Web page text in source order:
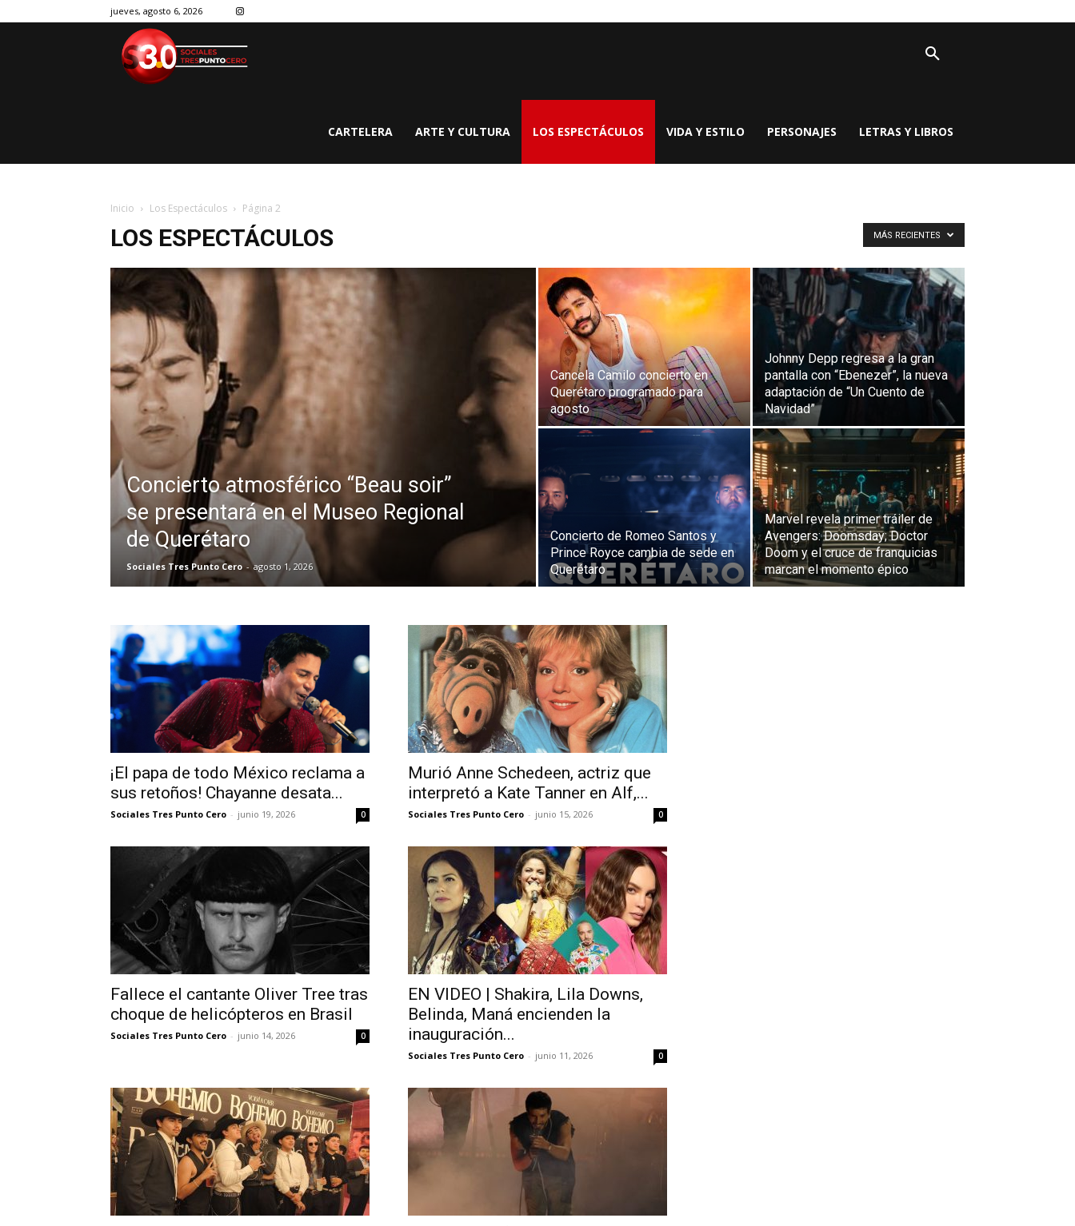
jueves, agosto 6, 2026
CARTELERA ARTE Y CULTURA LOS ESPECTÁCULOS VIDA Y ESTILO PERSONAJES LETRAS Y LIBROS
Inicio Los Espectáculos Página 2
LOS ESPECTÁCULOS MÁS RECIENTES
Concierto atmosférico “Beau soir”
se presentará en el Museo Regional
de Querétaro
Sociales Tres Punto Cero - agosto 1, 2026
Cancela Camilo concierto en
Querétaro programado para
agosto
Johnny Depp regresa a la gran
pantalla con “Ebenezer”, la nueva
adaptación de “Un Cuento de
Navidad”
Concierto de Romeo Santos y
Prince Royce cambia de sede en
Querétaro
Marvel revela primer tráiler de
Avengers: Doomsday; Doctor
Doom y el cruce de franquicias
marcan el momento épico
¡El papa de todo México reclama a
sus retoños! Chayanne desata...
Sociales Tres Punto Cero - junio 19, 2026 0
Murió Anne Schedeen, actriz que
interpretó a Kate Tanner en Alf,...
Sociales Tres Punto Cero - junio 15, 2026 0
Fallece el cantante Oliver Tree tras
choque de helicópteros en Brasil
Sociales Tres Punto Cero - junio 14, 2026 0
EN VIDEO | Shakira, Lila Downs,
Belinda, Maná encienden la
inauguración...
Sociales Tres Punto Cero - junio 11, 2026 0